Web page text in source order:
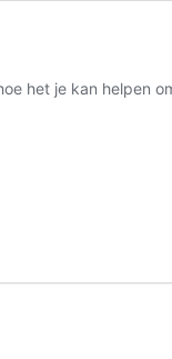
het je kan helpen